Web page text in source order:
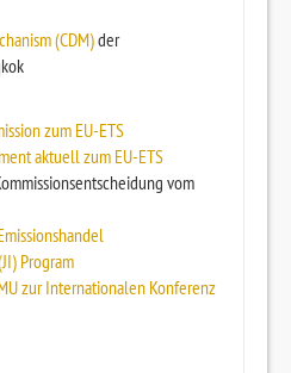
(CDM)der
zum EU-ETS
aktuell zum EU-ETS
vom
Program
zur Internationalen Konferenz